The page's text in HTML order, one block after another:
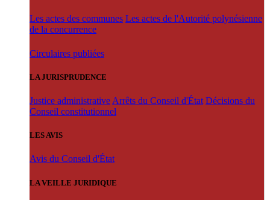
Les actes des communes Les actes de l'Autorité polynésienne
de la concurrence
Circulaires publiées
LA JURISPRUDENCE
Justice administrative Arrêts du Conseil d'État Décisions du
Conseil constitutionnel
LES AVIS
Avis du Conseil d'État
LA VEILLE JURIDIQUE